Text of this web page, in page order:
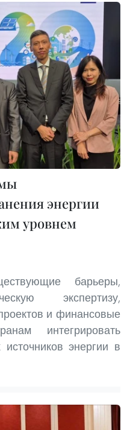
энергии
уровнем
барьеры,
экспертизу,
и финансовые
интегрировать
энергии в